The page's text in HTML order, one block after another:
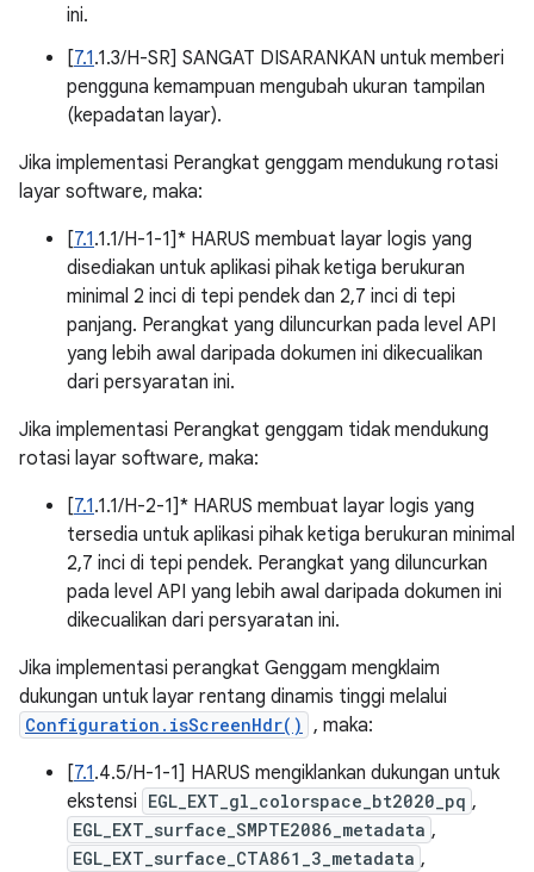
ini.
[7.1.1.3/H-SR] SANGAT DISARANKAN untuk memberi
pengguna kemampuan mengubah ukuran tampilan
(kepadatan layar).
Jika implementasi Perangkat genggam mendukung rotasi
layar software, maka:
[7.1.1.1/H-1-1]* HARUS membuat layar logis yang
disediakan untuk aplikasi pihak ketiga berukuran
minimal 2 inci di tepi pendek dan 2,7 inci di tepi
panjang. Perangkat yang diluncurkan pada level API
yang lebih awal daripada dokumen ini dikecualikan
dari persyaratan ini.
Jika implementasi Perangkat genggam tidak mendukung
rotasi layar software, maka:
[7.1.1.1/H-2-1]* HARUS membuat layar logis yang
tersedia untuk aplikasi pihak ketiga berukuran minimal
2,7 inci di tepi pendek. Perangkat yang diluncurkan
pada level API yang lebih awal daripada dokumen ini
dikecualikan dari persyaratan ini.
Jika implementasi perangkat Genggam mengklaim
dukungan untuk layar rentang dinamis tinggi melalui
Configuration.isScreenHdr() , maka:
[7.1.4.5/H-1-1] HARUS mengiklankan dukungan untuk
ekstensi EGL_EXT_gl_colorspace_bt2020_pq ,
EGL_EXT_surface_SMPTE2086_metadata ,
EGL_EXT_surface_CTA861_3_metadata ,